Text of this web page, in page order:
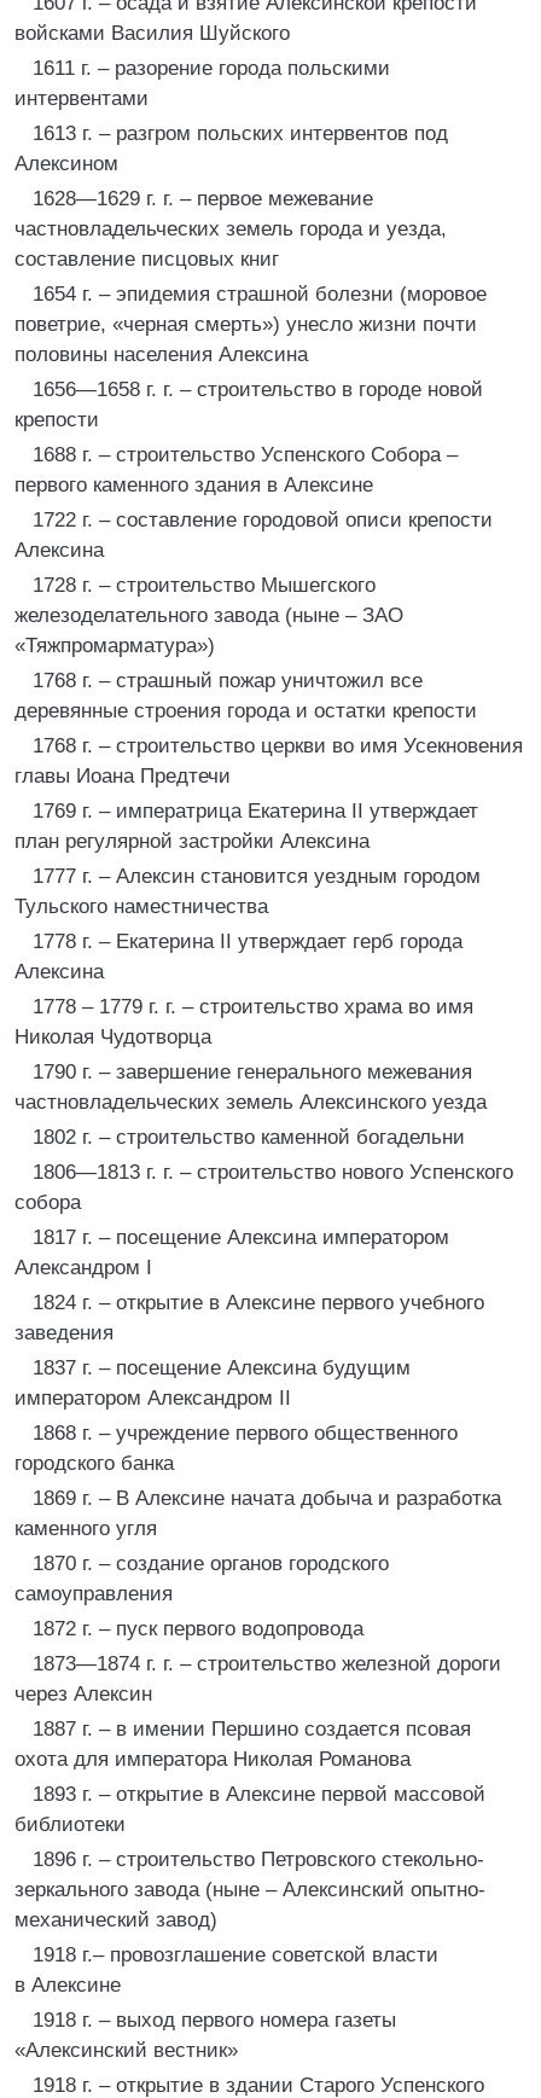
войсками Василия Шуйского
1611 г. – разорение города польскими
интервентами
1613 г. – разгром польских интервентов под
Алексином
1628—1629 г. г. – первое межевание
частновладельческих земель города и уезда,
составление писцовых книг
1654 г. – эпидемия страшной болезни (моровое
поветрие, «черная смерть») унесло жизни почти
половины населения Алексина
1656—1658 г. г. – строительство в городе новой
крепости
1688 г. – строительство Успенского Собора –
первого каменного здания в Алексине
1722 г. – составление городовой описи крепости
Алексина
1728 г. – строительство Мышегского
железоделательного завода (ныне – ЗАО
«Тяжпромарматура»)
1768 г. – страшный пожар уничтожил все
деревянные строения города и остатки крепости
1768 г. – строительство церкви во имя Усекновения
главы Иоана Предтечи
1769 г. – императрица Екатерина II утверждает
план регулярной застройки Алексина
1777 г. – Алексин становится уездным городом
Тульского наместничества
1778 г. – Екатерина II утверждает герб города
Алексина
1778 – 1779 г. г. – строительство храма во имя
Николая Чудотворца
1790 г. – завершение генерального межевания
частновладельческих земель Алексинского уезда
1802 г. – строительство каменной богадельни
1806—1813 г. г. – строительство нового Успенского
собора
1817 г. – посещение Алексина императором
Александром I
1824 г. – открытие в Алексине первого учебного
заведения
1837 г. – посещение Алексина будущим
императором Александром II
1868 г. – учреждение первого общественного
городского банка
1869 г. – В Алексине начата добыча и разработка
каменного угля
1870 г. – создание органов городского
самоуправления
1872 г. – пуск первого водопровода
1873—1874 г. г. – строительство железной дороги
через Алексин
1887 г. – в имении Першино создается псовая
охота для императора Николая Романова
1893 г. – открытие в Алексине первой массовой
библиотеки
1896 г. – строительство Петровского стекольно-
зеркального завода (ныне – Алексинский опытно-
механический завод)
1918 г.– провозглашение советской власти
в Алексине
1918 г. – выход первого номера газеты
«Алексинский вестник»
1918 г. – открытие в здании Старого Успенского